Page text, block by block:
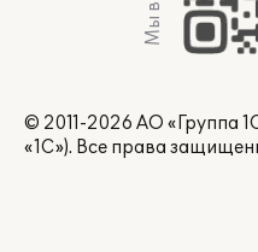
© 2011-2026 АО «Группа
«1С»). Все права